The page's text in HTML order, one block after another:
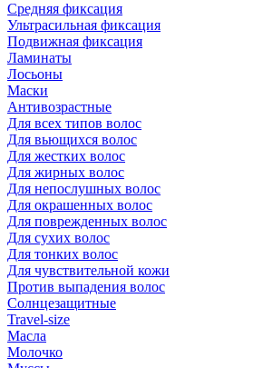
Средняя фиксация
Ультрасильная фиксация
Подвижная фиксация
Ламинаты
Лосьоны
Маски
Антивозрастные
Для всех типов волос
Для вьющихся волос
Для жестких волос
Для жирных волос
Для непослушных волос
Для окрашенных волос
Для поврежденных волос
Для сухих волос
Для тонких волос
Для чувствительной кожи
Против выпадения волос
Солнцезащитные
Travel-size
Масла
Молочко